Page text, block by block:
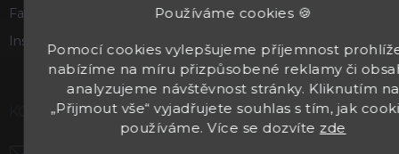
Používáme cookies 🍪
Pomocí cookies vylepšujeme příjemnost
nabízíme na míru přizpůsobené reklamy či
analyzujeme návštěvnost stránky. Kliknutím na
„Přijmout vše“ vyjadřujete souhlas s tím, jak
používáme. Více se dozvíte zde
Facebook
Instagram
KONTAKT